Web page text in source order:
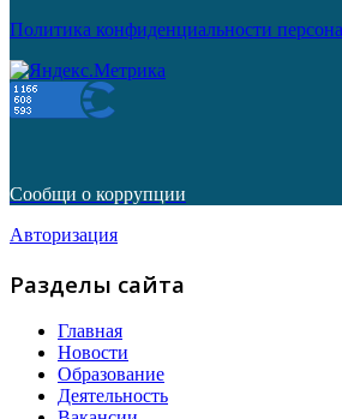
Политика конфиденциальности
Сообщи о коррупции
Авторизация
Разделы сайта
Главная
Новости
Образование
Деятельность